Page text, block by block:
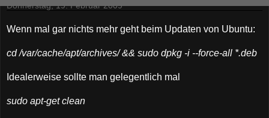
Donnerstag, 19. Februar 2009
Wenn mal gar nichts mehr geht beim Updaten von Ubuntu:
cd /var/cache/apt/archives/ && sudo dpkg -i --force-all *.deb
Idealerweise sollte man gelegentlich mal
sudo apt-get clean